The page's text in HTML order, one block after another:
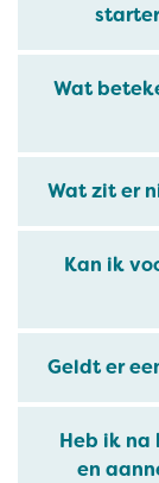
Wat
Wat zit er
Kan ik
Geldt er
Heb ik na
en